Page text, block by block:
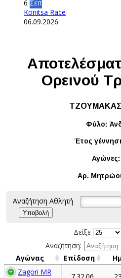
6 Σεπ
Konitsa Race
06.09.2026
Ορεινού
ΤΖΟΥΜΑΚΑΣ
Φύλο:
Έτος
Αγώνες:
Αρ.
Αναζήτηση Αθλητή
Δείξε
Αναζήτηση:
Αγώνας
Επίδοση
Zagori MR